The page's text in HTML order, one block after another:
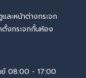
ละหน้าต่างกระจก
งกระจกกั้นห้อง
08:00 - 17:00